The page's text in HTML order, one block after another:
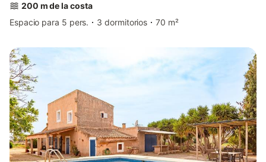
200 m de la costa
Espacio para 5 pers.
3 dormitorios 70 m²